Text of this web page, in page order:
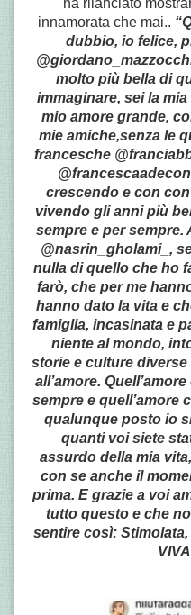
ha rilanciato
innamorata che mai..
dubbio, io felice,
molto più bella di
immaginare, sei la
mio amore grande,
mie amiche,senza le
francesche
crescendo e con
vivendo gli anni più
sempre e per sempre.
@nasrin_gholami_,
nulla di quello che ho
farò, che per me
hanno dato la vita e
famiglia, incasinata e
niente al mondo,
storie e culture
all’amore.
sempre e quell’amore
qualunque posto io
quanti voi siete
assurdo della mia
con se anche il
prima. E grazie a voi
tutto questo e che
sentire così: